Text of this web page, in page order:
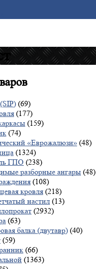
(69)
(177)
(159)
(74)
«Еврожалюзи» (48)
(1324)
ГПО (238)
разборные ангары (48)
(108)
кровля (218)
настил (13)
(2932)
(63)
балка (двутавр) (40)
(59)
(66)
(1363)